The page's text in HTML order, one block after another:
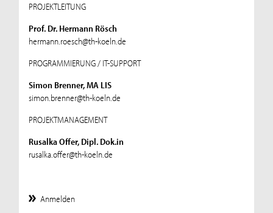
PROJEKTLEITUNG
Prof. Dr. Hermann Rösch
hermann.roesch@th-koeln.de
PROGRAMMIERUNG / IT-SUPPORT
Simon Brenner, MA LIS
simon.brenner@th-koeln.de
PROJEKTMANAGEMENT
Rusalka Offer, Dipl. Dok.in
rusalka.offer@th-koeln.de
Anmelden